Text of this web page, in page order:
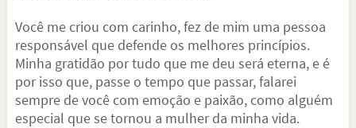
Você me criou com carinho, fez de mim uma pessoa
responsável que defende os melhores princípios.
Minha gratidão por tudo que me deu será eterna, e é
por isso que, passe o tempo que passar, falarei
sempre de você com emoção e paixão, como alguém
especial que se tornou a mulher da minha vida.